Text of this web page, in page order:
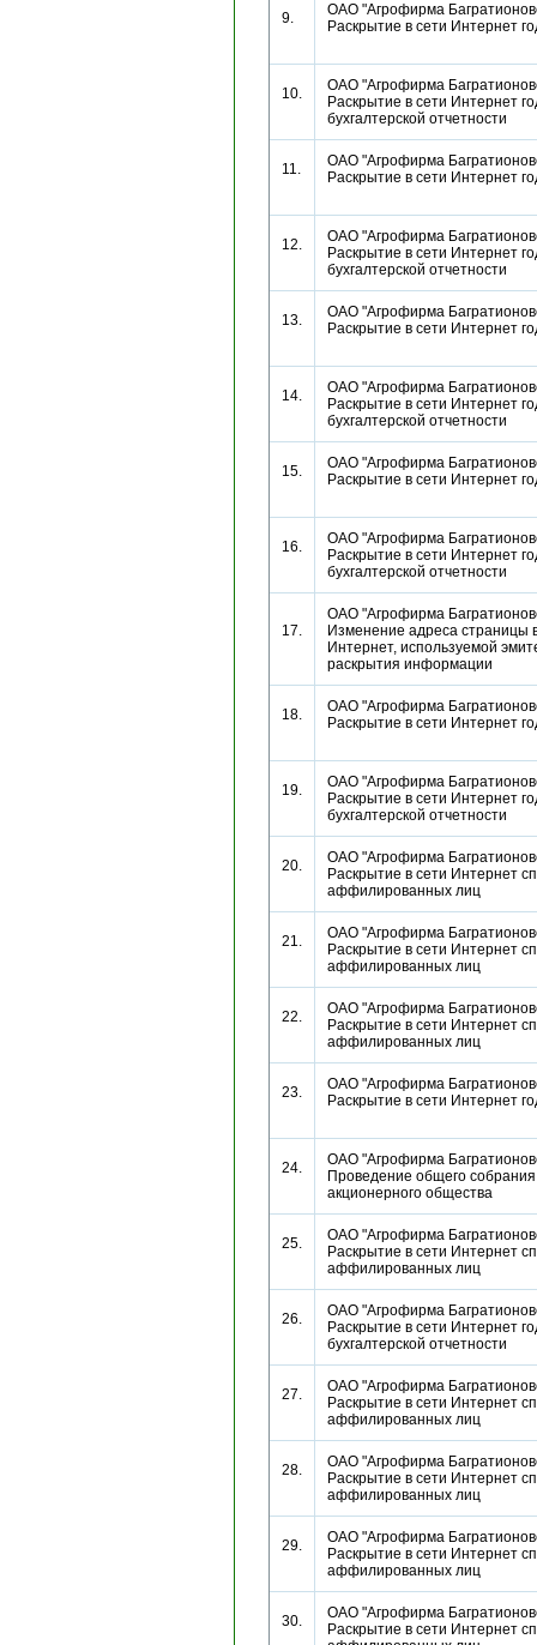
9.
ОАО "Агрофирма
Раскрытие в сети Интернет
10.
ОАО "Агрофирма
Раскрытие в сети Интернет
бухгалтерской отчетности
11.
ОАО "Агрофирма
Раскрытие в сети Интернет
12.
ОАО "Агрофирма
Раскрытие в сети Интернет
бухгалтерской отчетности
13.
ОАО "Агрофирма
Раскрытие в сети Интернет
14.
ОАО "Агрофирма
Раскрытие в сети Интернет
бухгалтерской отчетности
15.
ОАО "Агрофирма
Раскрытие в сети Интернет
16.
ОАО "Агрофирма
Раскрытие в сети Интернет
бухгалтерской отчетности
17.
ОАО "Агрофирма
Изменение адреса страницы
Интернет, используемой
раскрытия информации
18.
ОАО "Агрофирма
Раскрытие в сети Интернет
19.
ОАО "Агрофирма
Раскрытие в сети Интернет
бухгалтерской отчетности
20.
ОАО "Агрофирма
Раскрытие в сети Интернет
аффилированных лиц
21.
ОАО "Агрофирма
Раскрытие в сети Интернет
аффилированных лиц
22.
ОАО "Агрофирма
Раскрытие в сети Интернет
аффилированных лиц
23.
ОАО "Агрофирма
Раскрытие в сети Интернет
24.
ОАО "Агрофирма
Проведение общего
акционерного общества
25.
ОАО "Агрофирма
Раскрытие в сети Интернет
аффилированных лиц
26.
ОАО "Агрофирма
Раскрытие в сети Интернет
бухгалтерской отчетности
27.
ОАО "Агрофирма
Раскрытие в сети Интернет
аффилированных лиц
28.
ОАО "Агрофирма
Раскрытие в сети Интернет
аффилированных лиц
29.
ОАО "Агрофирма
Раскрытие в сети Интернет
аффилированных лиц
30.
ОАО "Агрофирма
Раскрытие в сети Интернет